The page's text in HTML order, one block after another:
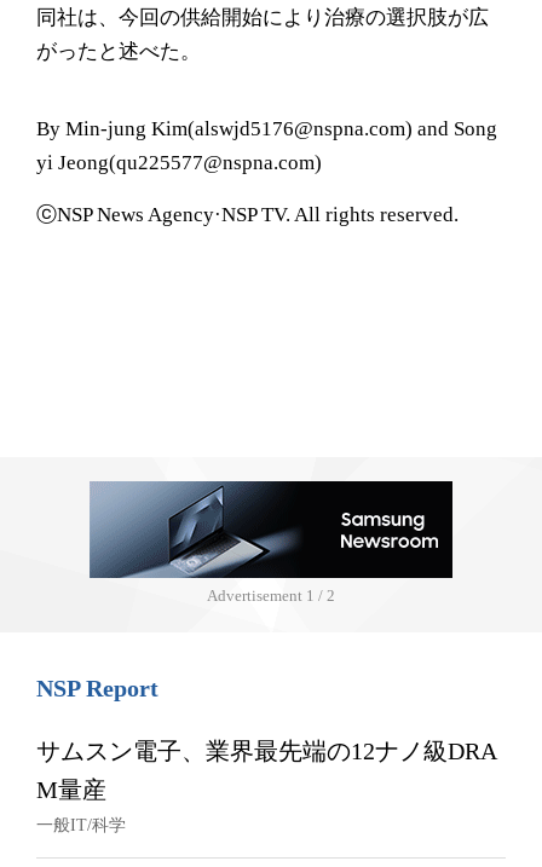
同社は、今回の供給開始により治療の選択肢が広
がったと述べた。
By Min-jung Kim(alswjd5176@nspna.com) and Song
yi Jeong(qu225577@nspna.com)
ⓒNSP News Agency·NSP TV. All rights reserved.
Advertisement 1 / 2
NSP Report
サムスン電子、業界最先端の12ナノ級DRA
M量産
一般IT/科学